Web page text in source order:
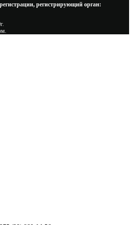
регистрирующий орган: